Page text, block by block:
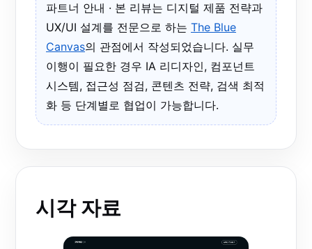
파트너 안내 · 본 리뷰는 디지털 제품 전략과
UX/UI 설계를 전문으로 하는 The Blue
Canvas의 관점에서 작성되었습니다. 실무
이행이 필요한 경우 IA 리디자인, 컴포넌트
시스템, 접근성 점검, 콘텐츠 전략, 검색 최적
화 등 단계별로 협업이 가능합니다.
시각 자료